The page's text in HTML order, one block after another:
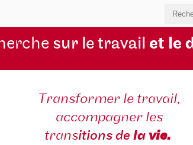
sur le travail et le
Transformer le travail,
accompagner les
transitions de lavie.